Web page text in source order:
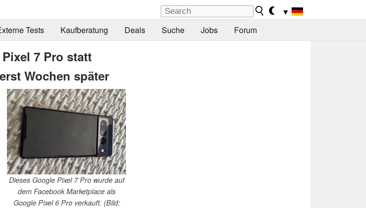
▼
Tests Kaufberatung Deals Suche Jobs Forum
7 Pro statt
Wochen später
Dieses Google Pixel 7 Pro wurde auf
dem Facebook Marketplace als
Google Pixel 6 Pro verkauft. (Bild: